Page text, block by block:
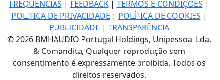
FREQUÊNCIAS | FEEDBACK| TERMOS E CONDIÇÕES |
POLÍTICA DE PRIVACIDADE | POLÍTICA DE COOKIES |
PUBLICIDADE | TRANSPARÊNCIA
© 2026 BMHAUDIO Portugal Holdings, Unipessoal Lda.
& Comandita, Qualquer reprodução sem
consentimento é expressamente proibida. Todos os
direitos reservados.